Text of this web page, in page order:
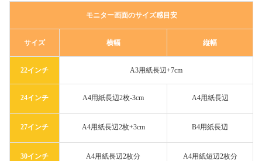
モニター画面のサイズ感目安
サイズ 横幅 縦幅
22インチ A3用紙長辺+7cm
24インチ A4用紙長辺2枚-3cm A4用紙長辺
27インチ A4用紙長辺2枚+3cm B4用紙長辺
30インチ A4用紙長辺2枚分 A4用紙短辺2枚分